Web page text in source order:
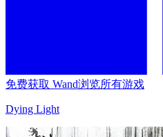
免费获取 Wand浏览所有游戏
Dying Light